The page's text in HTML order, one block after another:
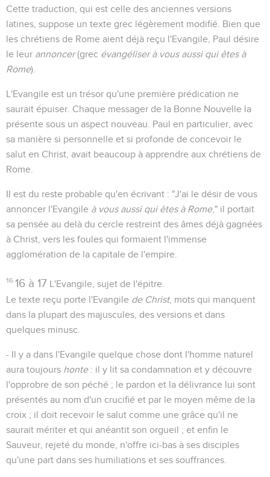
Cette traduction, qui est celle des anciennes versions
latines, suppose un texte grec légèrement modifié. Bien que
les chrétiens de Rome aient déjà reçu l'Evangile, Paul désire
le leur annoncer(grec évangéliser à vous aussi qui êtes à
Rome).
L'Evangile est un trésor qu'une première prédication ne
saurait épuiser. Chaque messager de la Bonne Nouvelle la
présente sous un aspect nouveau. Paul en particulier, avec
sa manière si personnelle et si profonde de concevoir le
salut en Christ, avait beaucoup à apprendre aux chrétiens de
Rome.
Il est du reste probable qu'en écrivant : "J'ai le désir de vous
annoncer l'Evangile à vous aussi qui êtes à Rome," il portait
sa pensée au delà du cercle restreint des âmes déjà gagnées
à Christ, vers les foules qui formaient l'immense
agglomération de la capitale de l'empire.
16 16 à 17 L'Evangile, sujet de l'épitre.
Le texte reçu porte l'Evangile de Christ, mots qui manquent
dans la plupart des majuscules, des versions et dans
quelques minusc.
- Il y a dans l'Evangile quelque chose dont l'homme naturel
aura toujours honte: il y lit sa condamnation et y découvre
l'opprobre de son péché ; le pardon et la délivrance lui sont
présentés au nom d'un crucifié et par le moyen même de la
croix ; il doit recevoir le salut comme une grâce qu'il ne
saurait mériter et qui anéantit son orgueil ; et enfin le
Sauveur, rejeté du monde, n'offre ici-bas à ses disciples
qu'une part dans ses humiliations et ses souffrances.